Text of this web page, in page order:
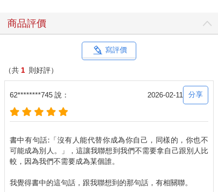
這些例子告訴我們，省思罪惡感，能幫助我們從中汲取教訓，避
免重蹈覆轍，找到人生新的可能性。
罪惡感究竟是枷鎖，還是羽翼呢？端看我們怎麼做決定。
煩惱：照護年邁父母讓我身心俱疲，因而傷害了他們。
我在家照顧年邁的父母。雖然雙親失能等級還很低，但隨著能力
的退化，我跟父母親之間的摩擦與衝突不斷增加。我當然想好好
照顧父母，但有時一想到「我為了你們，已經付出這麼多了」，
就忍不住說出傷人的話。
俗話說：「不要責罵孩子，那是你曾經走過的路；不要嘲笑老
人，那是你未來要走的路。」孩子的調皮搗蛋，不該一味地責
備，因為我們自己也曾經這樣走過。同樣的，我們也不該取笑長
去。如果能這樣想，我們的言行舉止或許會變得更加體貼、更有
商品評價
寫評價
（共 1 則好評）
62********745 說： 2026-02-11 分享
書中有句話:「沒有人能代替你成為你自己，同樣的，你也不
可能成為別人。」，這讓我聯想到我們不需要拿自己跟別人比
較，因為我們不需要成為某個誰。
我覺得書中的這句話，跟我聯想到的那句話，有相關聯。